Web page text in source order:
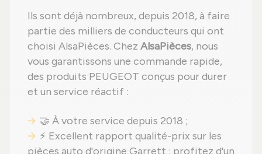
Ils sont déjà nombreux, depuis 2018, à faire
partie des milliers de conducteurs qui ont
choisi AlsaPièces. Chez AlsaPièces, nous
vous garantissons une commande rapide,
des produits PEUGEOT conçus pour durer
et un service réactif :
🤝 À votre service depuis 2018 ;
⚡ Excellent rapport qualité-prix sur les
pièces auto d'origine Garrett : profitez d'un